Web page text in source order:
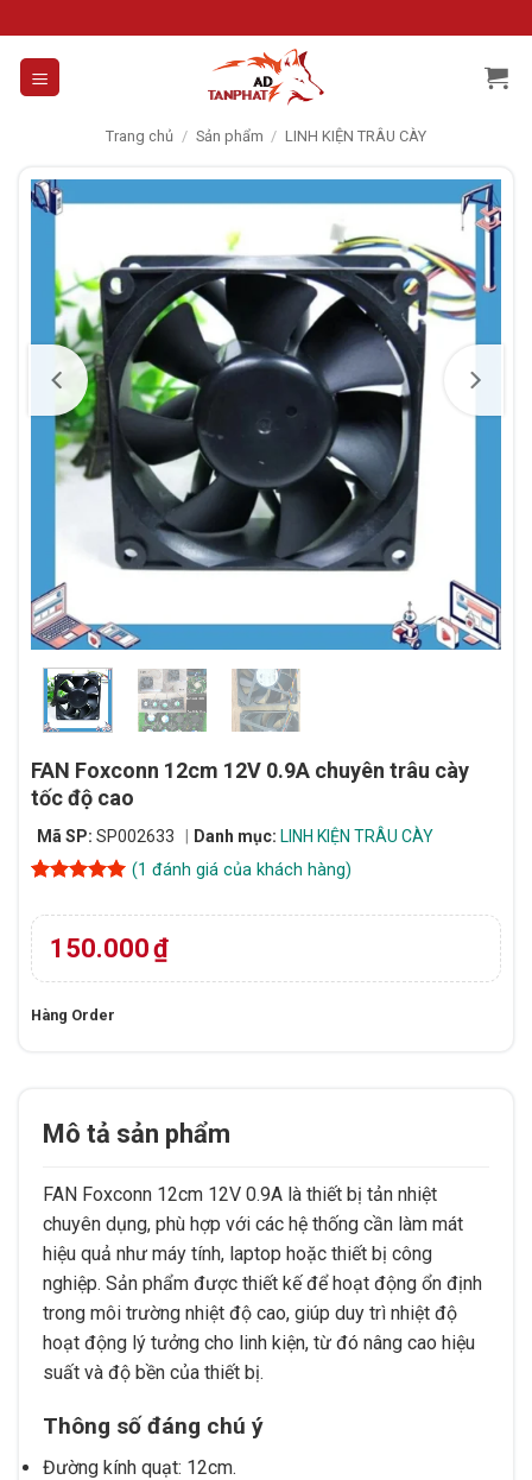
to
content
Trang chủ / Sản phẩm / LINH KIỆN TRÂU CÀY
FAN Foxconn 12cm 12V 0.9A chuyên trâu cày
tốc độ cao
Mã SP: SP002633 Danh mục: LINH KIỆN TRÂU CÀY
dựa trên
đánh giá
(1 đánh giá của khách hàng)
150.000₫
Hàng Order
Mô tả sản phẩm
FAN Foxconn 12cm 12V 0.9A là thiết bị tản nhiệt
chuyên dụng, phù hợp với các hệ thống cần làm mát
hiệu quả như máy tính, laptop hoặc thiết bị công
nghiệp. Sản phẩm được thiết kế để hoạt động ổn định
trong môi trường nhiệt độ cao, giúp duy trì nhiệt độ
hoạt động lý tưởng cho linh kiện, từ đó nâng cao hiệu
suất và độ bền của thiết bị.
Thông số đáng chú ý
Đường kính quạt: 12cm.